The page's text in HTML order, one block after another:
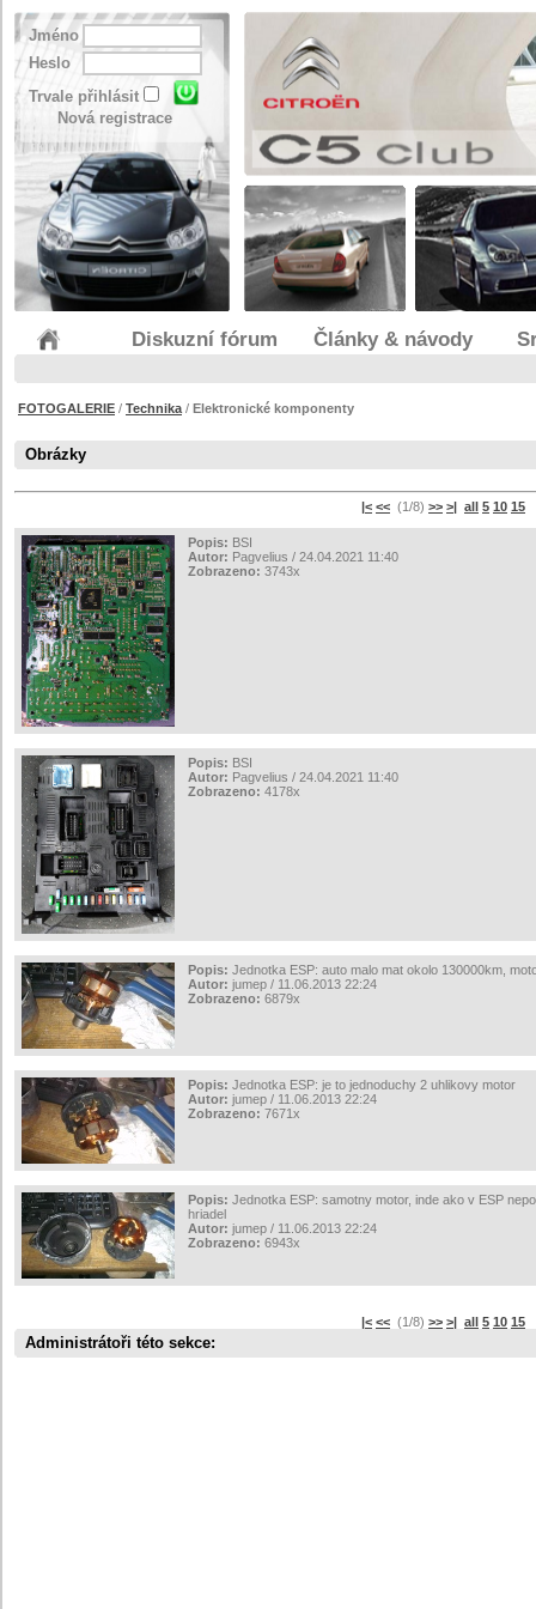
Jméno
Heslo
Trvale přihlásit
Nová registrace
Diskuzní fórum Články & návody
FOTOGALERIE / Technika / Elektronické komponenty
Obrázky
|< << (1/8) >> >| all 5 10 15
Popis: BSI
Autor: Pagvelius / 24.04.2021 11:40
Zobrazeno: 3743x
Popis: BSI
Autor: Pagvelius / 24.04.2021 11:40
Zobrazeno: 4178x
Popis: Jednotka ESP: auto malo mat okolo 130000km,
Autor: jumep / 11.06.2013 22:24
Zobrazeno: 6879x
Popis: Jednotka ESP: je to jednoduchy 2 uhlikovy motor
Autor: jumep / 11.06.2013 22:24
Zobrazeno: 7671x
Popis: Jednotka ESP: samotny motor, inde ako v ESP
hriadel
Autor: jumep / 11.06.2013 22:24
Zobrazeno: 6943x
|< << (1/8) >> >| all 5 10 15
Administrátoři této sekce: